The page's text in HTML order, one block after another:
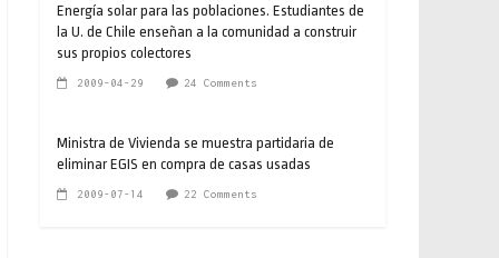
Energía solar para las poblaciones. Estudiantes de
la U. de Chile enseñan a la comunidad a construir
sus propios colectores
2009-04-29 24 Comments
Ministra de Vivienda se muestra partidaria de
eliminar EGIS en compra de casas usadas
2009-07-14 22 Comments